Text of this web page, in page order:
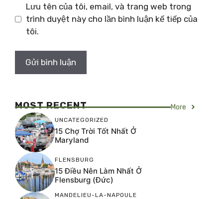
Lưu tên của tôi, email, và trang web trong
trình duyệt này cho lần bình luận kế tiếp của
tôi.
MOST RECENT More
UNCATEGORIZED
15 Chợ Trời Tốt Nhất Ở
Maryland
FLENSBURG
15 Điều Nên Làm Nhất Ở
Flensburg (Đức)
MANDELIEU-LA-NAPOULE